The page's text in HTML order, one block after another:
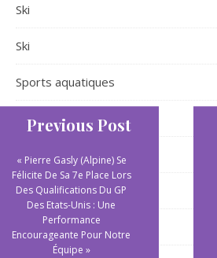
Ski
Ski
Sports aquatiques
Sports aquatiques
Sports collectifs
Sports de plein air
Sports extrêmes
Previous Post
« Pierre Gasly (Alpine) Se
Félicite De Sa 7e Place Lors
Des Qualifications Du GP
Des Etats-Unis : Une
Performance
Encourageante Pour Notre
Équipe »